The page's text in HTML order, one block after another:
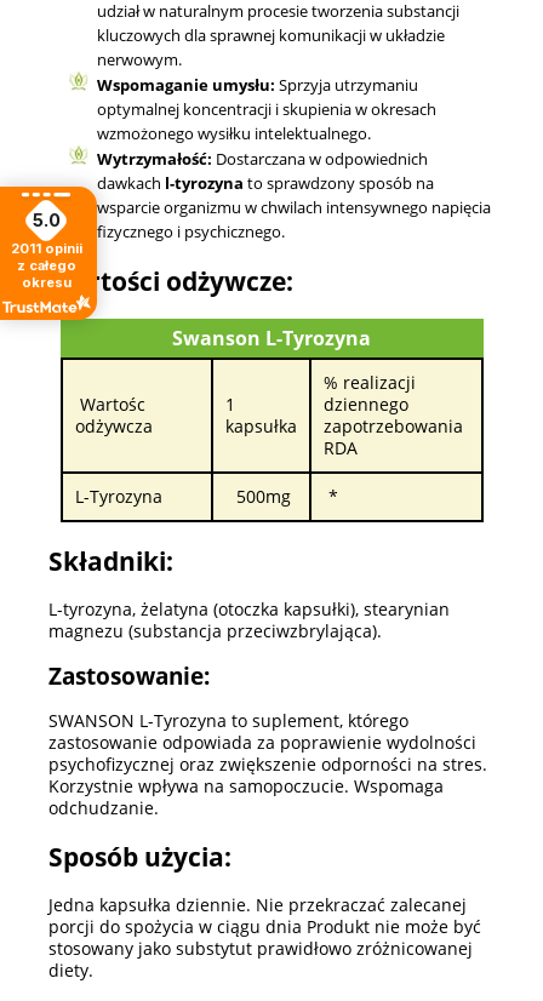
udział w naturalnym procesie tworzenia substancji
kluczowych dla sprawnej komunikacji w układzie
nerwowym.
Wspomaganie umysłu: Sprzyja utrzymaniu
optymalnej koncentracji i skupienia w okresach
wzmożonego wysiłku intelektualnego.
Wytrzymałość: Dostarczana w odpowiednich
dawkach l-tyrozyna to sprawdzony sposób na
wsparcie organizmu w chwilach intensywnego napięcia
fizycznego i psychicznego.
Wartości odżywcze:
Swanson L-Tyrozyna
Wartośc
odżywcza
1
kapsułka
% realizacji
dziennego
zapotrzebowania
RDA
L-Tyrozyna 500mg *
Składniki:
L-tyrozyna, żelatyna (otoczka kapsułki), stearynian
magnezu (substancja przeciwzbrylająca).
Zastosowanie:
SWANSON L-Tyrozyna to suplement, którego
zastosowanie odpowiada za poprawienie wydolności
psychofizycznej oraz zwiększenie odporności na stres.
Korzystnie wpływa na samopoczucie. Wspomaga
odchudzanie.
Sposób użycia:
Jedna kapsułka dziennie. Nie przekraczać zalecanej
porcji do spożycia w ciągu dnia Produkt nie może być
stosowany jako substytut prawidłowo zróżnicowanej
diety.
5.0
2011 opinii
z całego
okresu